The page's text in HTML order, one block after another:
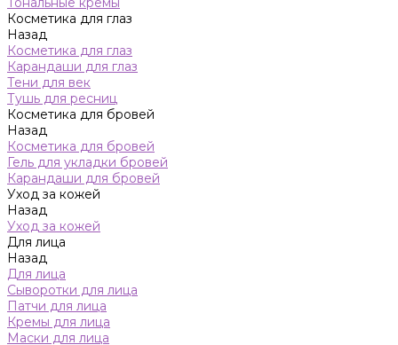
Косметика для глаз
Назад
Косметика для глаз
Карандаши для глаз
Тени для век
Тушь для ресниц
Косметика для бровей
Назад
Косметика для бровей
Гель для укладки бровей
Карандаши для бровей
Уход за кожей
Назад
Уход за кожей
Для лица
Назад
Для лица
Сыворотки для лица
Патчи для лица
Кремы для лица
Маски для лица